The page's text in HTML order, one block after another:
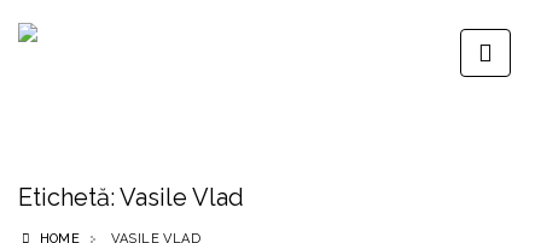
Etichetă:Vasile Vlad
HOME VASILE VLAD